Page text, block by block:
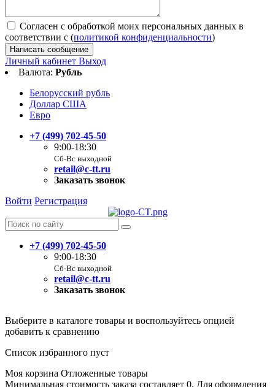
Согласен с обработкой моих персональных данных в
соответствии с (политикой конфиденциальности)
Написать сообщение
Личный кабинет Выход
Валюта: Рубль
Белорусский рубль
Доллар США
Евро
+7 (499) 702-45-50
9:00-18:30
Сб-Вс выходной
retail@c-tt.ru
Заказать звонок
Войти Регистрация
+7 (499) 702-45-50
9:00-18:30
Сб-Вс выходной
retail@c-tt.ru
Заказать звонок
Выберите в каталоге товары и воспользуйтесь опцией
добавить к сравнению
Список избранного пуст
Моя корзина Отложенные товары
Минимальная стоимость заказа составляет 0. Для оформления